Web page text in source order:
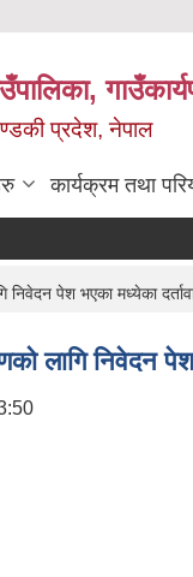
प्रदेश, नेपाल
कार्यक्रम तथा
निवेदन पेश भएका मध्येका
लागि निवेदन